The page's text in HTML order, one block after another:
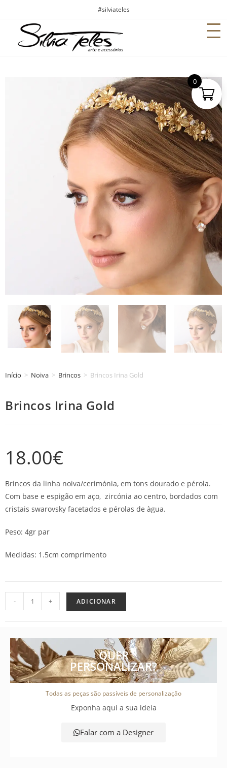
#silviateles
Início > Noiva > Brincos > Brincos Irina Gold
Brincos Irina Gold
18.00€
Brincos da linha noiva/cerimónia, em tons dourado e pérola.
Com base e espigão em aço, zircónia ao centro, bordados com
cristais swarovsky facetados e pérolas de àgua.
Peso: 4gr par
Medidas: 1.5cm comprimento
- + ADICIONAR
QUER
PERSONALIZAR?
Todas as peças são passíveis de personalização
Exponha aqui a sua ideia
Falar com a Designer
0